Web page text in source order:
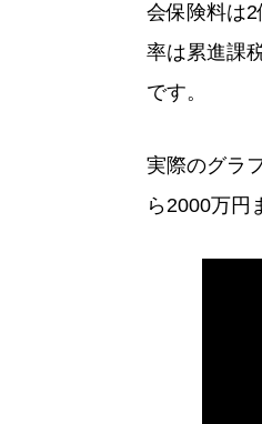
会保険料は
率は累進課
です。
実際のグラ
ら2000万円